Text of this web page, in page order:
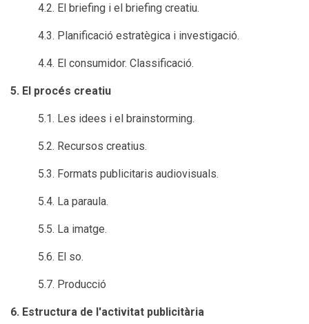
4.2. El briefing i el briefing creatiu.
4.3. Planificació estratègica i investigació.
4.4. El consumidor. Classificació.
5. El procés creatiu
5.1. Les idees i el brainstorming.
5.2. Recursos creatius.
5.3. Formats publicitaris audiovisuals.
5.4. La paraula.
5.5. La imatge.
5.6. El so.
5.7. Producció
6. Estructura de l'activitat publicitària